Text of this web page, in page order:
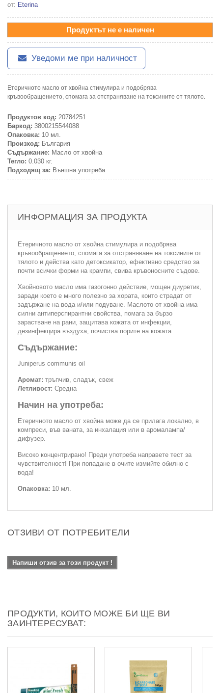
от: Eterina
Продуктът не е наличен
Уведоми ме при наличност
Етеричното масло от хвойна стимулира и подобрява
кръвообращението, спомага за отстраняване на токсините от тялото.
Продуктов код: 20784251
Баркод: 3800215544088
Опаковка: 10 мл.
Произход: България
Съдържание: Масло от хвойна
Тегло: 0.030 кг.
Подходящ за: Външна употреба
ИНФОРМАЦИЯ ЗА ПРОДУКТА
Етеричното масло от хвойна стимулира и подобрява
кръвообращението, спомага за отстраняване на токсините от
тялото и действа като детоксикатор, ефективно средство за
почти всички форми на крампи, свива кръвоносните съдове.
Хвойновото масло има газогонно действие, мощен диуретик,
заради което е много полезно за хората, които страдат от
задържане на вода и/или подуване. Маслото от хвойна има
силни антиперспирантни свойства, помага за бързо
зарастване на рани, защитава кожата от инфекции,
дезинфекцира въздуха, почиства порите на кожата.
Съдържание:
Juniperus communis oil
Аромат: тръпчив, сладък, свеж
Летливост: Средна
Начин на употреба:
Етеричното масло от хвойна може да се прилага локално, в
компреси, във ваната, за инхалация или в аромалампа/
дифузер.
Високо концентрирано! Преди употреба направете тест за
чувствителност! При попадане в очите измийте обилно с
вода!
Опаковка: 10 мл.
ОТЗИВИ ОТ ПОТРЕБИТЕЛИ
Напиши отзив за този продукт !
ПРОДУКТИ, КОИТО МОЖЕ БИ ЩЕ ВИ
ЗАИНТЕРЕСУВАТ: